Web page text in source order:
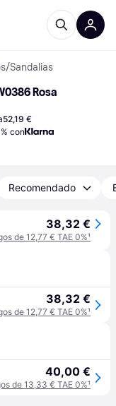
/Sandalias
Rosa
52,19 €
con
Recomendado
38,32 €
de 12,77 € TAE 0%¹
38,32 €
de 12,77 € TAE 0%¹
40,00 €
de 13,33 € TAE 0%¹